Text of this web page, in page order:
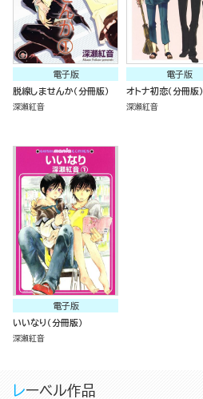
電子版
脱線しませんか（分冊版）
深瀬紅音
電子版
オトナ初恋（分冊版）
深瀬紅音
電子版
いいなり（分冊版）
深瀬紅音
レーベル作品